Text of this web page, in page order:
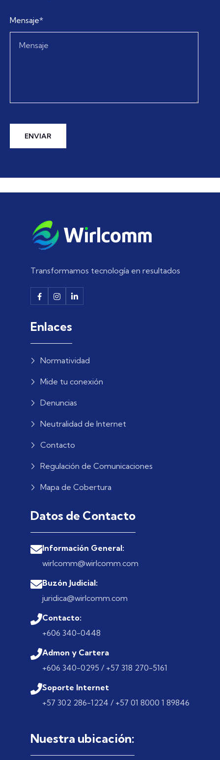
Mensaje*
ENVIAR
Transformamos tecnología en resultados
Enlaces
Normatividad
Mide tu conexión
Denuncias
Neutralidad de Internet
Contacto
Regulación de Comunicaciones
Mapa de Cobertura
Datos de Contacto
Información General:
wirlcomm@wirlcomm.com
Buzón Judicial:
juridica@wirlcomm.com
Contacto:
+606 340-0448
Admon y Cartera
+606 340-0295 / +57 318 270-5161
Soporte Internet
+57 302 286-1224 / +57 01 8000 1 89846
Nuestra ubicación: